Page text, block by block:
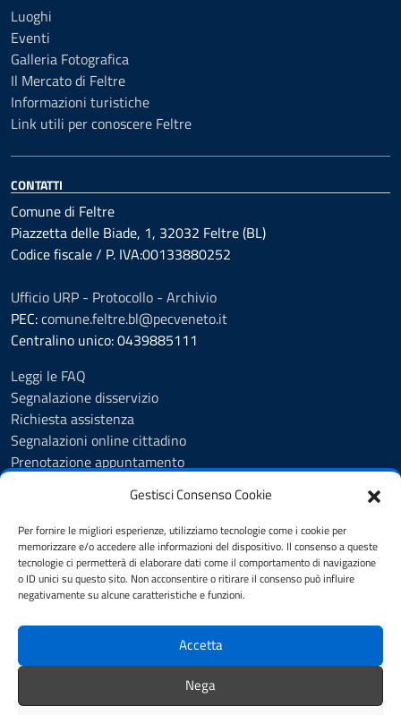
Gestisci Consenso Cookie
Per fornire le migliori esperienze, utilizziamo tecnologie come i cookie per
memorizzare e/o accedere alle informazioni del dispositivo. Il consenso a queste
tecnologie ci permetterà di elaborare dati come il comportamento di navigazione
o ID unici su questo sito. Non acconsentire o ritirare il consenso può influire
negativamente su alcune caratteristiche e funzioni.
Accetta
Nega
Luoghi
Eventi
Galleria Fotografica
Il Mercato di Feltre
Informazioni turistiche
Link utili per conoscere Feltre
CONTATTI
Comune di Feltre
Piazzetta delle Biade, 1, 32032 Feltre (BL)
Codice fiscale / P. IVA:00133880252
Ufficio URP - Protocollo - Archivio
PEC:comune.feltre.bl@pecveneto.it
Centralino unico: 0439885111
Leggi le FAQ
Segnalazione disservizio
Richiesta assistenza
Segnalazioni online cittadino
Prenotazione appuntamento
Amministrazione trasparente
Informativa privacy
Cookie Policy (UE)
Dichiarazione di accessibilità
SEGUICI SU
Facebook